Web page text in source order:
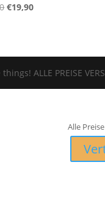
Ursprünglicher
€19,90Aktueller
ALLE PREISE
Alle